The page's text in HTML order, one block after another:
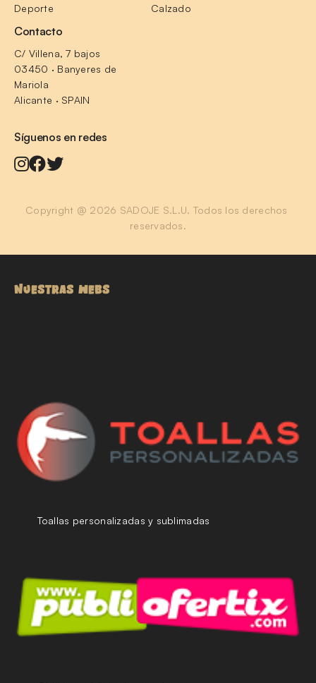
Deporte
Calzado
Contacto
C/ Villena, 7 bajos
03450 · Banyeres de
Mariola
Alicante · SPAIN
Síguenos en redes
Copyright @ 2026 SADOJE S.L.U. Todos los derechos
reservados.
NUESTRAS WEBS
Toallas personalizadas y sublimadas